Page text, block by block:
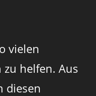
vielen
helfen. Aus
diesen